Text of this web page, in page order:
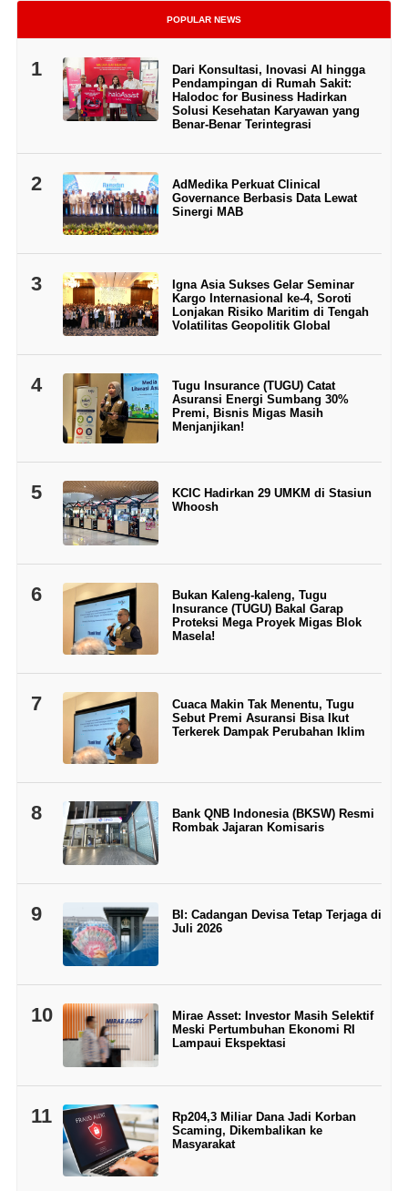
POPULAR NEWS
1
Dari Konsultasi, Inovasi AI hingga
Pendampingan di Rumah Sakit:
Halodoc for Business Hadirkan
Solusi Kesehatan Karyawan yang
Benar-Benar Terintegrasi
2
AdMedika Perkuat Clinical
Governance Berbasis Data Lewat
Sinergi MAB
3
Igna Asia Sukses Gelar Seminar
Kargo Internasional ke-4, Soroti
Lonjakan Risiko Maritim di Tengah
Volatilitas Geopolitik Global
4
Tugu Insurance (TUGU) Catat
Asuransi Energi Sumbang 30%
Premi, Bisnis Migas Masih
Menjanjikan!
5
KCIC Hadirkan 29 UMKM di Stasiun
Whoosh
6
Bukan Kaleng-kaleng, Tugu
Insurance (TUGU) Bakal Garap
Proteksi Mega Proyek Migas Blok
Masela!
7
Cuaca Makin Tak Menentu, Tugu
Sebut Premi Asuransi Bisa Ikut
Terkerek Dampak Perubahan Iklim
8
Bank QNB Indonesia (BKSW) Resmi
Rombak Jajaran Komisaris
9
BI: Cadangan Devisa Tetap Terjaga di
Juli 2026
10
Mirae Asset: Investor Masih Selektif
Meski Pertumbuhan Ekonomi RI
Lampaui Ekspektasi
11
Rp204,3 Miliar Dana Jadi Korban
Scaming, Dikembalikan ke
Masyarakat